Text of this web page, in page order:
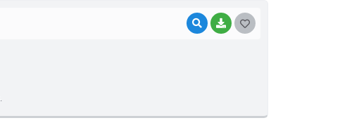
VISUALIZAR
BAIXAR